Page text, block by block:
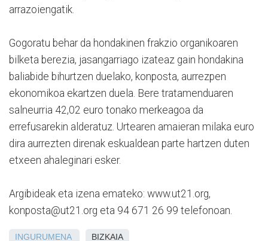
arrazoiengatik.
Gogoratu behar da hondakinen frakzio organikoaren
bilketa berezia, jasangarriago izateaz gain hondakina
baliabide bihurtzen duelako, konposta, aurrezpen
ekonomikoa ekartzen duela. Bere tratamenduaren
salneurria 42,02 euro tonako merkeagoa da
errefusarekin alderatuz. Urtearen amaieran milaka euro
dira aurrezten direnak eskualdean parte hartzen duten
etxeen ahaleginari esker.
Argibideak eta izena emateko: www.ut21.org,
konposta@ut21.org eta 94 671 26 99 telefonoan.
INGURUMENA BIZKAIA